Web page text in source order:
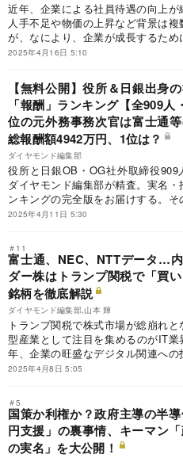
近年、企業による社員待遇の向上が
人手不足や物価の上昇など背景は複
が、なにより、企業が成長するため
プで人を引き付ける必要がある。ダ
界の91社の3年後の年収を大胆予想
2025年4月16日 5:10
【無料公開】役所＆日銀出身
「報酬」ランキング【全909人
位の元外務事務次官は富士通
総報酬額4942万円、1位は？
ダイヤモンド編集部
役所と日銀OB・OG社外取締役909
ダイヤモンド編集部が精査。実名・
ンキングの完全版をお届けする。そ
職名をチェックすれば、上場企業に
は1位は？
2025年4月11日 5:30
＃11
富士通、NEC、NTTデータ…
ダー株はトランプ関税で「買
銘柄を徹底解説
ダイヤモンド編集部,山本 輝
トランプ関税で株式市場が総崩れ
型産業として注目を集めるのがIT業
年、企業の旺盛なデジタル関連への
好調な業績が続く。その中でも、よ
こう。
2025年4月8日 5:05
＃5
国策か利権か？政府主導の半
円支援」の裏事情、キーマン
の実名」を大公開！